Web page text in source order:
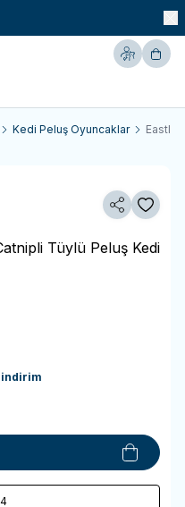
Hesabım
Kedi Peluş Oyuncaklar
Paylaş
Tüylü Peluş Kedi